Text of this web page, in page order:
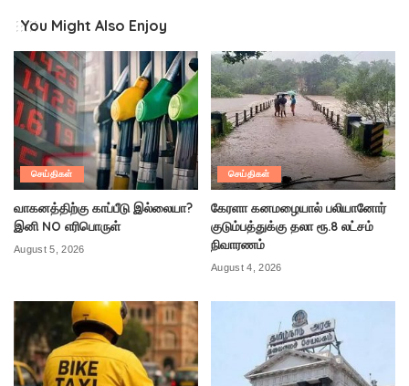
You Might Also Enjoy
செய்திகள்
வாகனத்திற்கு காப்பீடு இல்லையா?
இனி NO எரிபொருள்
August 5, 2026
செய்திகள்
கேரளா கனமழையால் பலியானோர்
குடும்பத்துக்கு தலா ரூ.8 லட்சம்
நிவாரணம்
August 4, 2026